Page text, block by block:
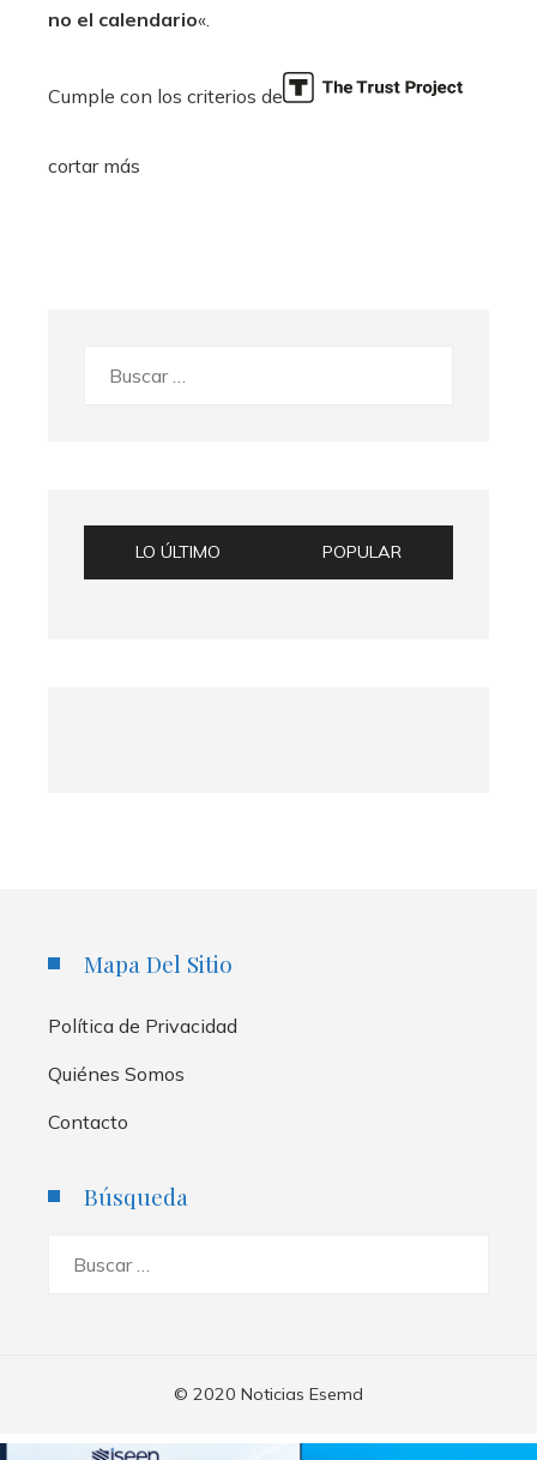
no el calendario«.
Cumple con los criterios de
cortar más
LO ÚLTIMO POPULAR
Mapa Del Sitio
Política de Privacidad
Quiénes Somos
Contacto
Búsqueda
© 2020 Noticias Esemd